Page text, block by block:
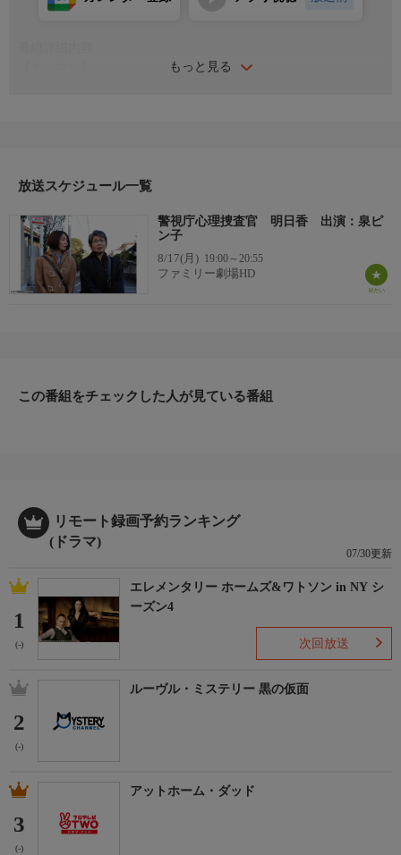
もっと見る
点して30点」と厳しい評価を下す。しかし、警察の捜査をあざ笑
【スタッフ】
【原作】：黒崎視音 「警視庁心理捜査官」（徳間書店刊）
【脚本】：西岡琢也 【監督】：吉川一義
【キャスト】
2011年初放送
放送スケジュール一覧
警視庁心理捜査官 明日香 出演：泉ピ
ン子
8/17(月) 19:00～20:55
ファミリー劇場HD
この番組をチェックした人が見ている番組
リモート録画予約ランキング
(ドラマ)
07/30更新
1
(-)
エレメンタリー ホームズ&ワトソン in NY シ
ーズン4
次回放送
2
(-)
ルーヴル・ミステリー 黒の仮面
3
(-)
アットホーム・ダッド